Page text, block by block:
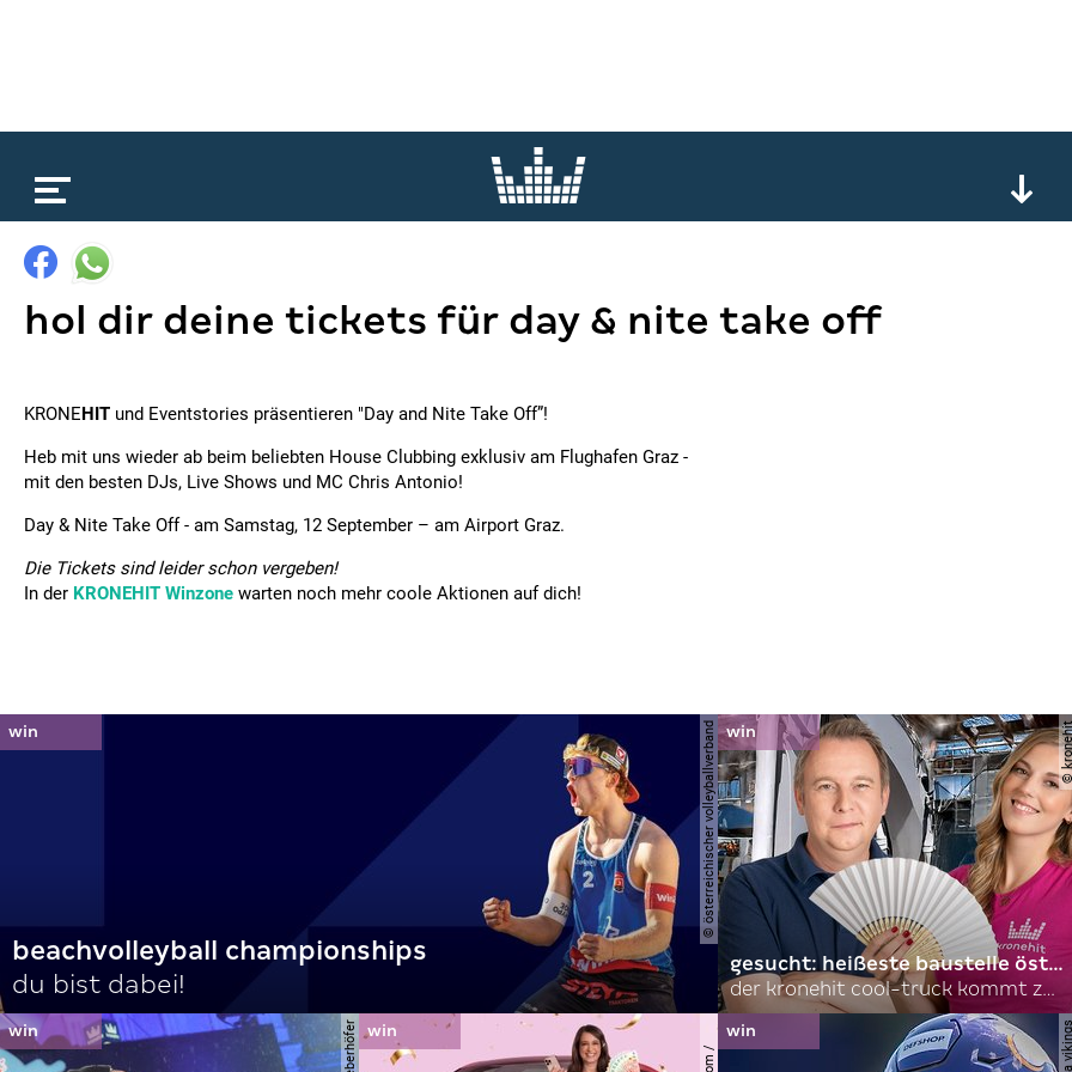
hol dir deine tickets für day & nite take off
KRONEHIT und Eventstories präsentieren "Day and Nite Take Off”!
Heb mit uns wieder ab beim beliebten House Clubbing exklusiv am Flughafen Graz -
mit den besten DJs, Live Shows und MC Chris Antonio!
Day & Nite Take Off - am Samstag, 12 September – am Airport Graz.
Die Tickets sind leider schon vergeben!
In der KRONEHIT Winzone warten noch mehr coole Aktionen auf dich!
© österreichischer volleyballverband
beachvolleyball championships
du bist dabei!
©
gesucht: heißeste baustelle österreichs
der kronehit cool-truck kommt zu euch!